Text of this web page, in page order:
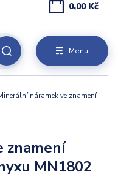
Menu
0,00 Kč
náramek ve znamení
znamení
MN1802